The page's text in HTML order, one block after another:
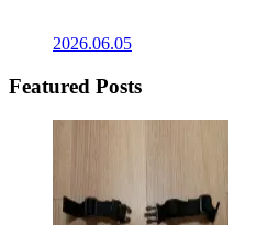
2026.06.05
Featured Posts